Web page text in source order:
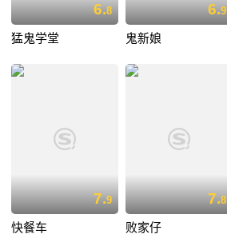
6.8
猛鬼学堂
6.9
鬼新娘
7.9
快餐车
7.8
败家仔